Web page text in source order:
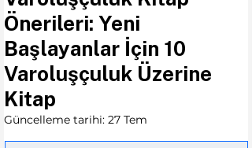
Önerileri: Yeni
Başlayanlar İçin 10
Varoluşçuluk Üzerine
Kitap
Güncelleme tarihi: 27 Tem